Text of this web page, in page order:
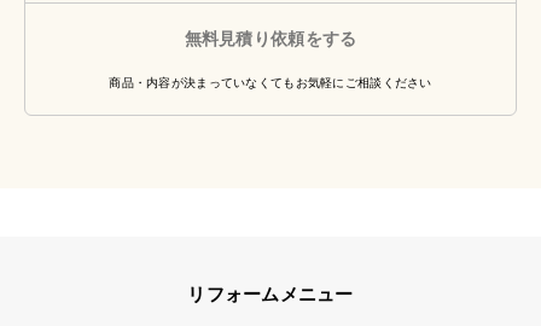
無料見積り依頼をする
商品・内容が決まっていなくてもお気軽にご相談ください
リフォームメニュー